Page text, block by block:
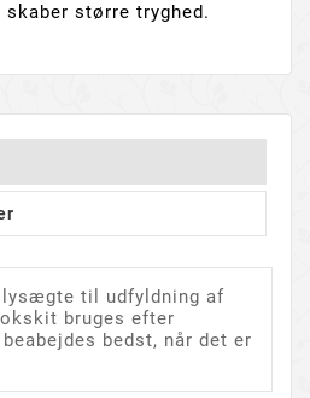
større tryghed.
til udfyldning af
bruges efter
bedst, når det er